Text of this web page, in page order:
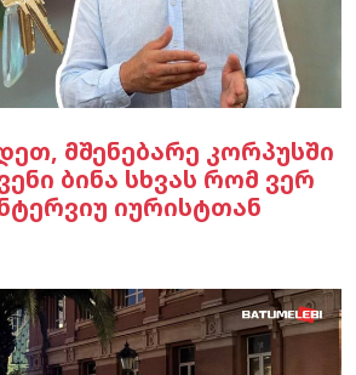
მშენებარე კორპუსში
ბინა სხვას რომ ვერ
იურისტთან